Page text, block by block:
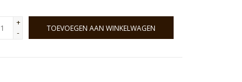
+
-
TOEVOEGEN AAN WINKELWAGEN